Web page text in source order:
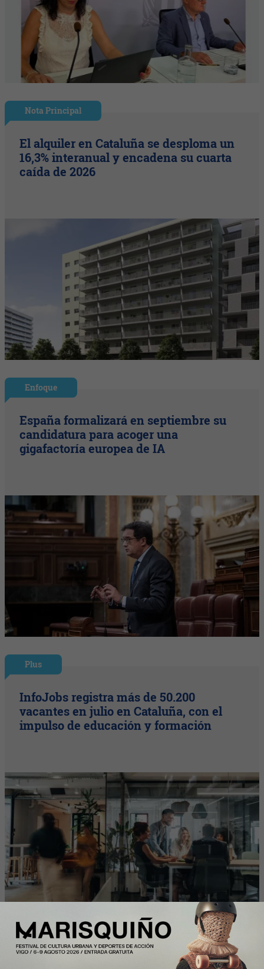
Nota Principal
El alquiler en Cataluña se desploma un
16,3% interanual y encadena su cuarta
caída de 2026
Enfoque
España formalizará en septiembre su
candidatura para acoger una
gigafactoría europea de IA
Plus
InfoJobs registra más de 50.200
vacantes en julio en Cataluña, con el
impulso de educación y formación
InfoArgentinos